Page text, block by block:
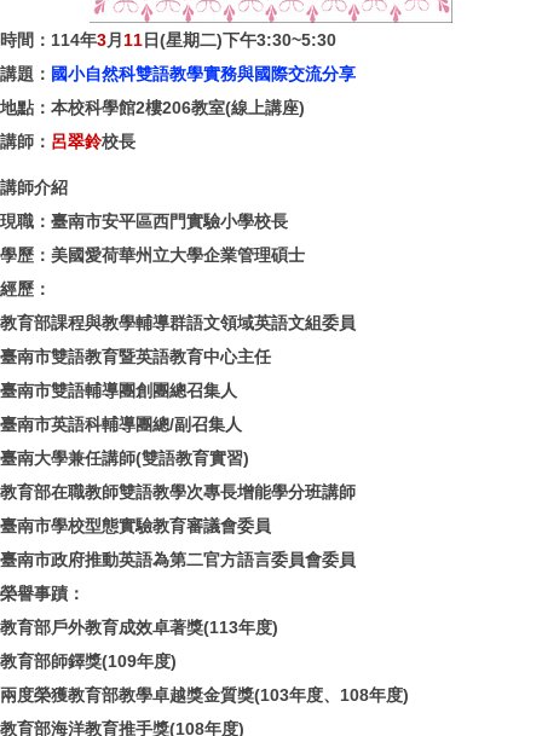
時間：114年3月 11日(星期二)下午3:30~5:30
講題： 國小自然科雙語教學實務與國際交流分享
地點：本校科學館2樓206教室(線上講座)
講師： 呂翠鈴校長
講師介紹
現職：臺南市安平區西門實驗小學校長
學歷：美國愛荷華州立大學企業管理碩士
經歷：
教育部課程與教學輔導群語文領域英語文組委員
臺南市雙語教育暨英語教育中心主任
臺南市雙語輔導團創團總召集人
臺南市英語科輔導團總/副召集人
臺南大學兼任講師(雙語教育實習)
教育部在職教師雙語教學次專長增能學分班講師
臺南市學校型態實驗教育審議會委員
臺南市政府推動英語為第二官方語言委員會委員
榮譽事蹟：
教育部戶外教育成效卓著獎(113年度)
教育部師鐸獎(109年度)
兩度榮獲教育部教學卓越獎金質獎(103年度、108年度)
教育部海洋教育推手獎(108年度)